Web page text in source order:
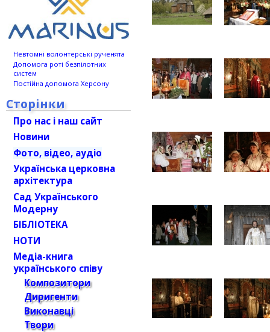
Невтомні волонтерські рученята
Допомога роті безпілотних
систем
Постійна допомога Херсону
Сторінки
Про нас і наш сайт
Новини
Фото, відео, аудіо
Українська церковна
архітектура
Сад Українського
Модерну
БІБЛІОТЕКА
НОТИ
Медіа-книга
українського співу
Композитори
Диригенти
Виконавці
Твори